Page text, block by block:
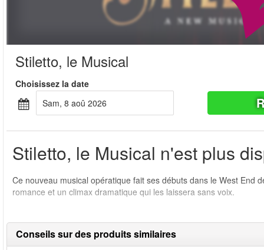
Stiletto, le Musical
Choisissez la date
sam, 8 aoû 2026
Stiletto, le Musical n'est plus
Ce nouveau musical opératique fait ses débuts dans le West
romance et un climax dramatique qui les laissera sans voix.
Conseils sur des produits similaires